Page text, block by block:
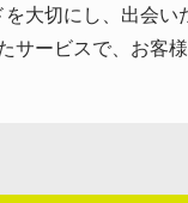
大切にし、出会い
サービスで、お客